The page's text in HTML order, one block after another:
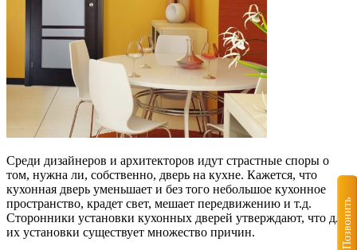
Среди дизайнеров и архитекторов идут страстные споры о
том, нужна ли, собственно, дверь на кухне. Кажется, что
кухонная дверь уменьшает и без того небольшое кухонное
пространство, крадет свет, мешает передвижению и т.д.
Сторонники установки кухонных дверей утверждают, что для
их установки существует множество причин.
Позвонить